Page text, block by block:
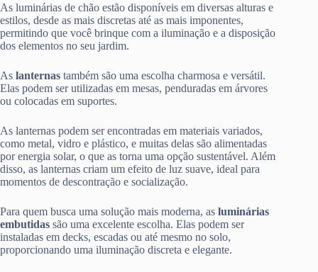
As luminárias de chão estão disponíveis em diversas alturas e
estilos, desde as mais discretas até as mais imponentes,
permitindo que você brinque com a iluminação e a disposição
dos elementos no seu jardim.
As lanternas também são uma escolha charmosa e versátil.
Elas podem ser utilizadas em mesas, penduradas em árvores
ou colocadas em suportes.
As lanternas podem ser encontradas em materiais variados,
como metal, vidro e plástico, e muitas delas são alimentadas
por energia solar, o que as torna uma opção sustentável. Além
disso, as lanternas criam um efeito de luz suave, ideal para
momentos de descontração e socialização.
Para quem busca uma solução mais moderna, as luminárias
embutidas são uma excelente escolha. Elas podem ser
instaladas em decks, escadas ou até mesmo no solo,
proporcionando uma iluminação discreta e elegante.